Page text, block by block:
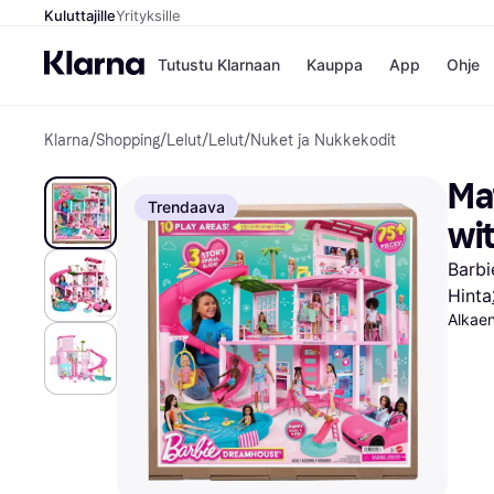
KuluttajilleYrityksille
Tutustu Klarnaan Kauppa
Gigantti
H&M
Peten
Wolt
App Ohje
Klarna/Shopping/Lelut/Lelut/Nuket ja Nukkekodit
Trendaava
Hinta